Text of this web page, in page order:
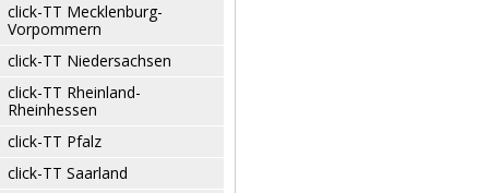
click-TT Mecklenburg-
Vorpommern
click-TT Niedersachsen
click-TT Rheinland-
Rheinhessen
click-TT Pfalz
click-TT Saarland